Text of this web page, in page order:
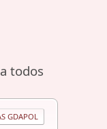
todos
GDAPOL